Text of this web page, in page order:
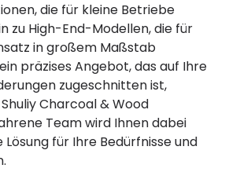
die für kleine Betriebe
zu High-End-Modellen, die für
in großem Maßstab
präzises Angebot, das auf Ihre
zugeschnitten ist,
Charcoal & Wood
Team wird Ihnen dabei
für Ihre Bedürfnisse und